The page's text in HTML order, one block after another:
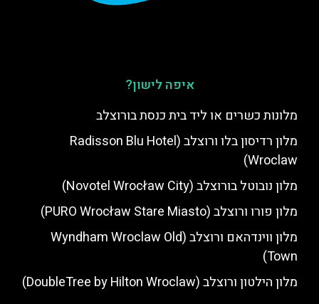
איפה לישון?
מלונות כשרים או ליד בית כנסת בורוצלב
מלון רדיסון בלו ורוצלב (Radisson Blu Hotel
Wroclaw)
מלון נובוטל בורוצלב (Novotel Wrocław City)
מלון פורו ורוצלב (PURO Wrocław Stare Miasto)
מלון ווינדהאם ורוצלב (Wyndham Wroclaw Old
Town)
מלון הילטון ורוצלב (DoubleTree by Hilton Wroclaw)